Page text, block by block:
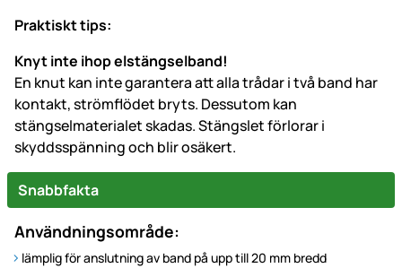
Praktiskt tips:
Knyt inte ihop elstängselband!
En knut kan inte garantera att alla trådar i två band har
kontakt, strömflödet bryts. Dessutom kan
stängselmaterialet skadas. Stängslet förlorar i
skyddsspänning och blir osäkert.
Snabbfakta
Användningsområde:
lämplig för anslutning av band på upp till 20 mm bredd